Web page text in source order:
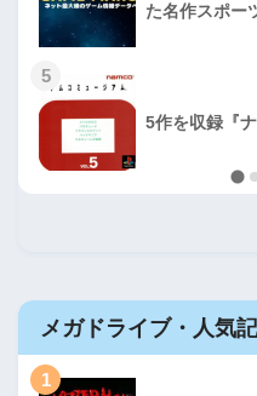
た名作スポー
5
5作を収録『
メガドライブ・人気
1